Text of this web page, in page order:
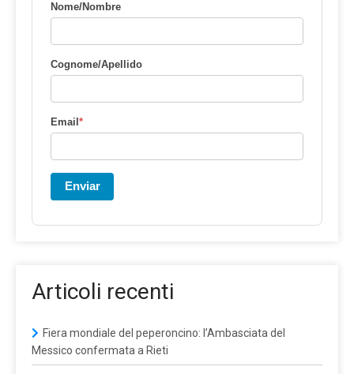
Nome/Nombre
Cognome/Apellido
Email *
Enviar
Articoli recenti
Fiera mondiale del peperoncino: l’Ambasciata del
Messico confermata a Rieti